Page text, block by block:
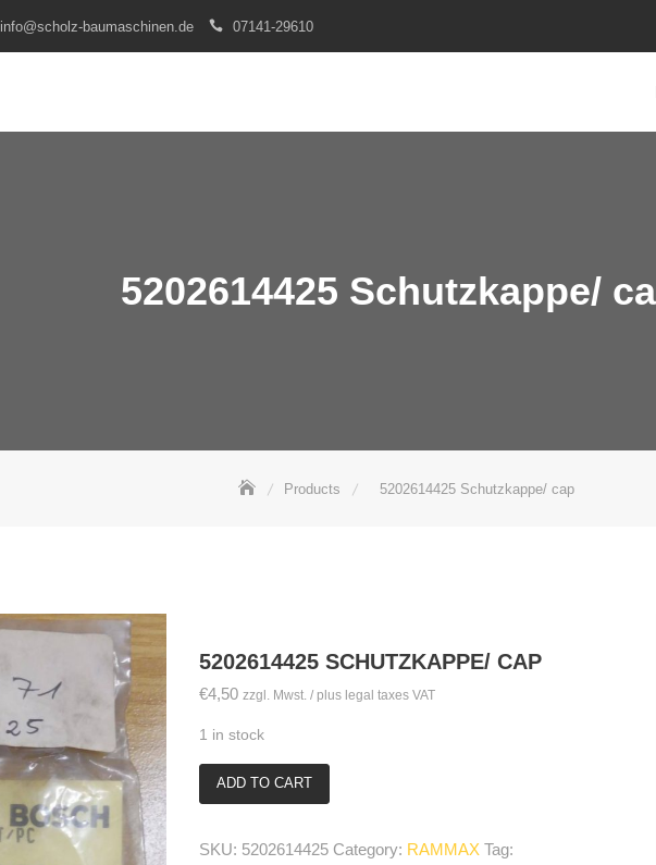
info@scholz-baumaschinen.de 07141-29610
5202614425 Schutzkappe/
Products 5202614425 Schutzkappe/ cap
5202614425 SCHUTZKAPPE/ CAP
€4,50 zzgl. Mwst. / plus legal taxes VAT
1 in stock
5202614425
quantity
ADD TO CART
SKU: 5202614425 Category: RAMMAX Tag: